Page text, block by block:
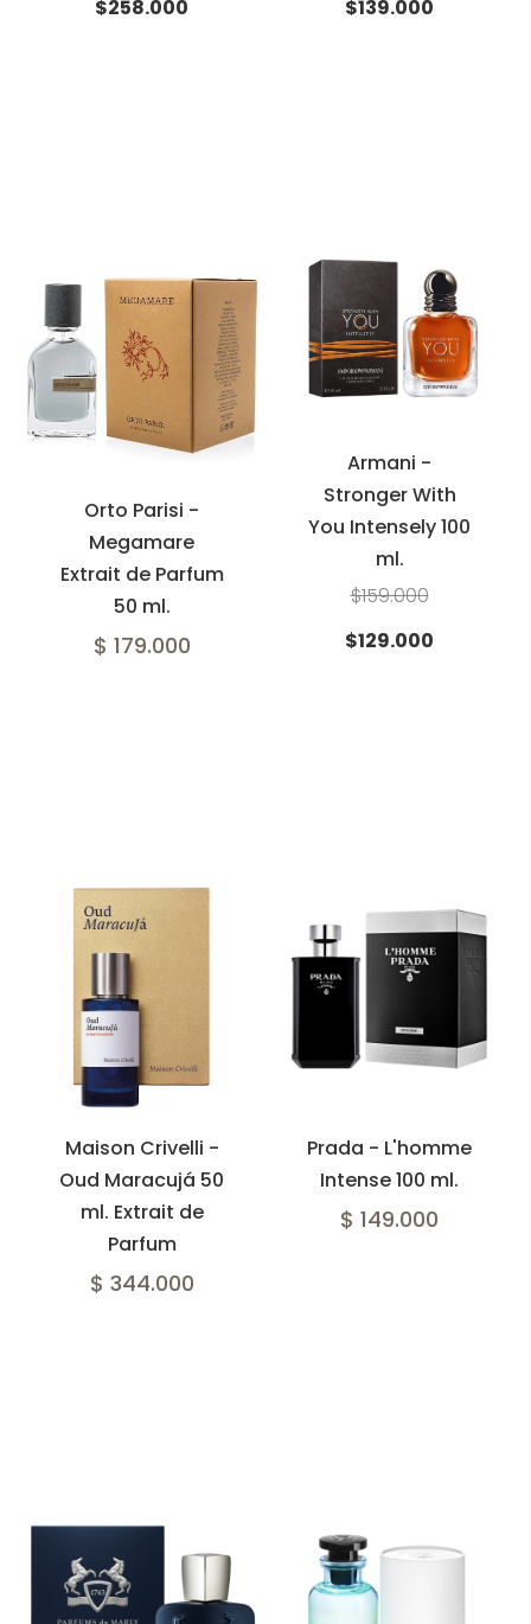
$258.000 $139.000
Orto Parisi -
Megamare
Extrait de Parfum
50 ml.
$ 179.000
Armani -
Stronger With
You Intensely 100
ml.
$159.000
$129.000
Maison Crivelli -
Oud Maracujá 50
ml. Extrait de
Parfum
$ 344.000
Prada - L'homme
Intense 100 ml.
$ 149.000